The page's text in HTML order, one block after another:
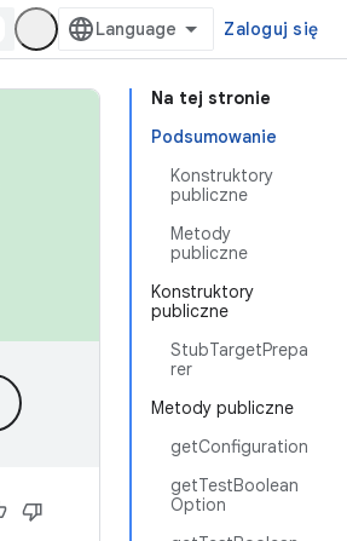
Zaloguj się
Na tej stronie
Podsumowanie
Konstruktory
publiczne
Metody
publiczne
Konstruktory
publiczne
StubTargetPrepa
rer
Metody publiczne
getConfiguration
getTestBoolean
Option